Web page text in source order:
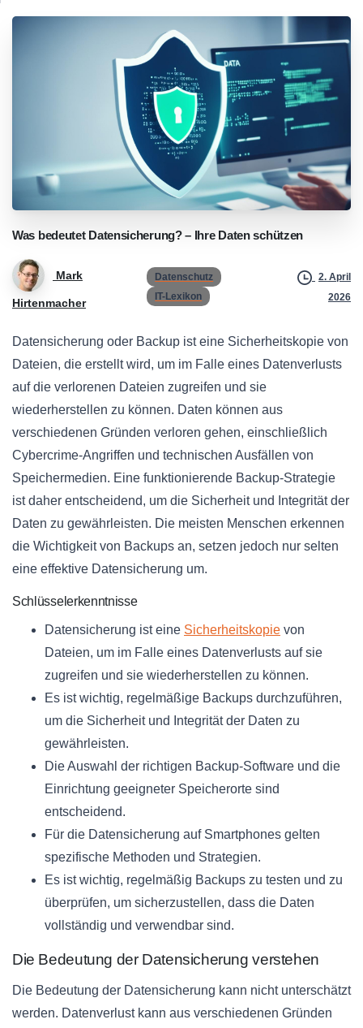
Was bedeutet Datensicherung? – Ihre Daten schützen
Mark
Hirtenmacher
Datenschutz
IT-Lexikon
2. April
2026
Datensicherung oder Backup ist eine Sicherheitskopie von
Dateien, die erstellt wird, um im Falle eines Datenverlusts
auf die verlorenen Dateien zugreifen und sie
wiederherstellen zu können. Daten können aus
verschiedenen Gründen verloren gehen, einschließlich
Cybercrime-Angriffen und technischen Ausfällen von
Speichermedien. Eine funktionierende Backup-Strategie
ist daher entscheidend, um die Sicherheit und Integrität der
Daten zu gewährleisten. Die meisten Menschen erkennen
die Wichtigkeit von Backups an, setzen jedoch nur selten
eine effektive Datensicherung um.
Schlüsselerkenntnisse
Datensicherung ist eine Sicherheitskopie von
Dateien, um im Falle eines Datenverlusts auf sie
zugreifen und sie wiederherstellen zu können.
Es ist wichtig, regelmäßige Backups durchzuführen,
um die Sicherheit und Integrität der Daten zu
gewährleisten.
Die Auswahl der richtigen Backup-Software und die
Einrichtung geeigneter Speicherorte sind
entscheidend.
Für die Datensicherung auf Smartphones gelten
spezifische Methoden und Strategien.
Es ist wichtig, regelmäßig Backups zu testen und zu
überprüfen, um sicherzustellen, dass die Daten
vollständig und verwendbar sind.
Die Bedeutung der Datensicherung verstehen
Die Bedeutung der Datensicherung kann nicht unterschätzt
werden. Datenverlust kann aus verschiedenen Gründen